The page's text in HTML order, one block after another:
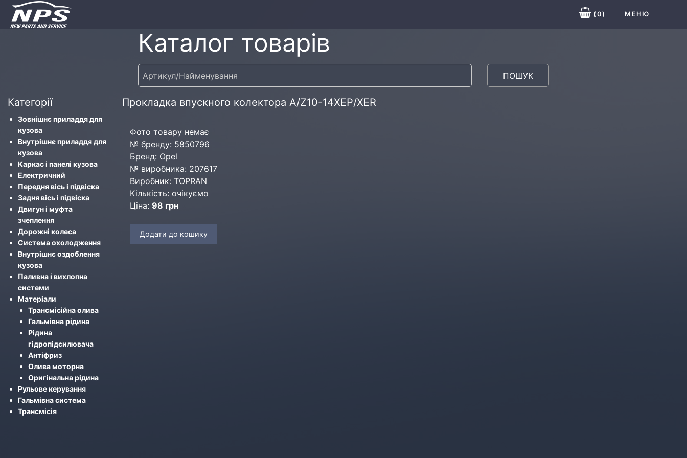
(0) МЕНЮ
Каталог товарів
ПОШУК
Категорії
Зовнішнє приладдя для
кузова
Внутрішнє приладдя для
кузова
Каркас і панелі кузова
Електричний
Передня вісь і підвіска
Задня вісь і підвіска
Двигун і муфта
зчеплення
Дорожні колеса
Система охолодження
Внутрішнє оздоблення
кузова
Паливна і вихлопна
системи
Матеріали
Трансмісійна олива
Гальмівна рідина
Рідина
гідропідсилювача
Антіфриз
Олива моторна
Оригінальна рідина
Рульове керування
Гальмівна система
Трансмісія
Прокладка впускного колектора A/Z10-14XEP/XER
Фото товару немає
№ бренду: 5850796
Бренд: Opel
№ виробника: 207617
Виробник: TOPRAN
Кількість: очікуємо
Ціна: 98 грн
Додати до кошику